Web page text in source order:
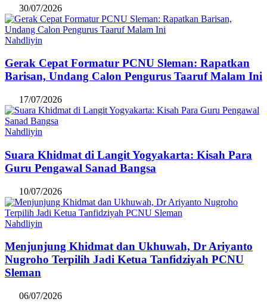
30/07/2026
Nahdliyin
Gerak Cepat Formatur PCNU Sleman: Rapatkan
Barisan, Undang Calon Pengurus Taaruf Malam Ini
17/07/2026
Nahdliyin
Suara Khidmat di Langit Yogyakarta: Kisah Para
Guru Pengawal Sanad Bangsa
10/07/2026
Nahdliyin
Menjunjung Khidmat dan Ukhuwah, Dr Ariyanto
Nugroho Terpilih Jadi Ketua Tanfidziyah PCNU
Sleman
06/07/2026